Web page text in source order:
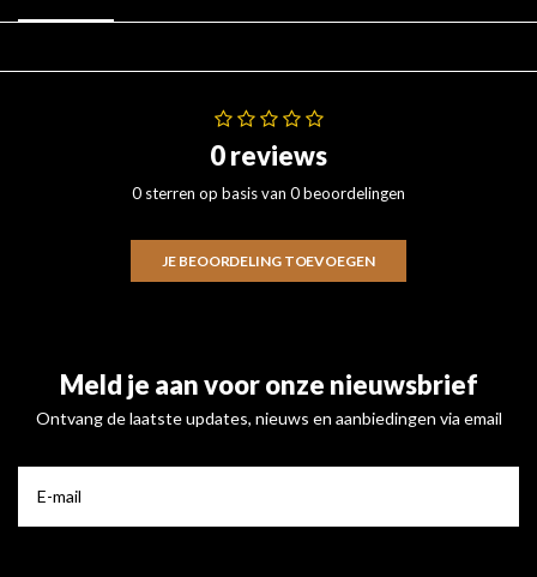
0 reviews
0 sterren op basis van 0 beoordelingen
JE BEOORDELING TOEVOEGEN
Meld je aan voor onze nieuwsbrief
Ontvang de laatste updates, nieuws en aanbiedingen via email